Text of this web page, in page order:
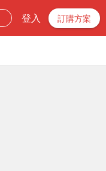
登入 訂購方案